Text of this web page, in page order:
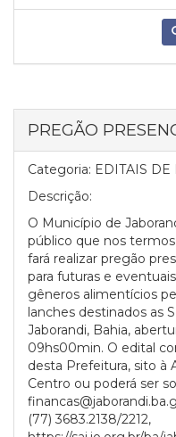
PREGÃO
Categoria: EDITAIS DE
Descrição:
O Município de
público que nos termos
fará realizar pregão
para futuras e
gêneros alimentícios
lanches destinados as
Jaborandi, Bahia,
09hs00min. O edital
desta Prefeitura, sito à
Centro ou poderá ser
(77) 3683.2138/2212,